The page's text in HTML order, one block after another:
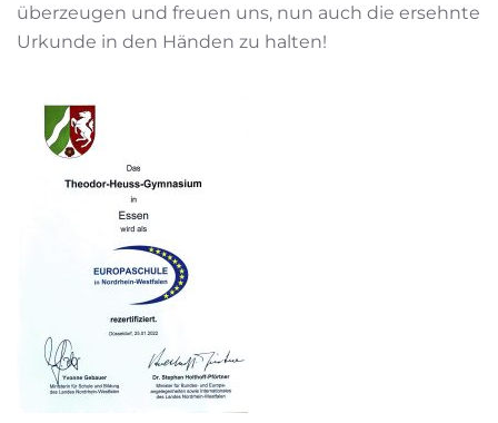
überzeugen und freuen uns, nun auch die ersehnte
Urkunde in den Händen zu halten!